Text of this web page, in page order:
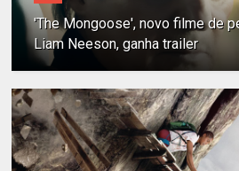
'The Mongoose', novo filme de
Liam Neeson, ganha trailer